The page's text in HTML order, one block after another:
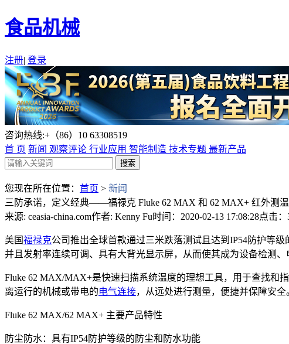
食品机械
注册| 登录
咨询热线:+（86）10 63308519
首 页 新闻 观察评论 行业应用 智能制造 技术专题 最新产品
您现在所在位置： 首页 > 新闻
三防承诺，定义经典——福禄克 Fluke 62 MAX 和 62 MAX+ 红外测
来源: ceasia-china.com作者: Kenny Fu时间：2020-02-13 17:08:28点击：
美国福禄克公司推出全球首款通过三米跌落测试且达到IP54防护等
并且发射率连续可调、具有大背光显示屏，从而使其成为设备检测
Fluke 62 MAX/MAX+是快速扫描系统温度的理想工具，用于查找和
离运行的机械或带电的电气连接，从远处进行测量，便捷并保障安全
Fluke 62 MAX/62 MAX+ 主要产品特性
防尘防水：具有IP54防护等级的防尘和防水功能